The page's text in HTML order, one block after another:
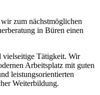
zum nächstmöglichen
in Büren einen
vielseitige Tätigkeit. Wir
Arbeitsplatz mit guten
leistungsorientierten
Weiterbildung.